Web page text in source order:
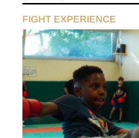
FIGHT EXPERIENCE